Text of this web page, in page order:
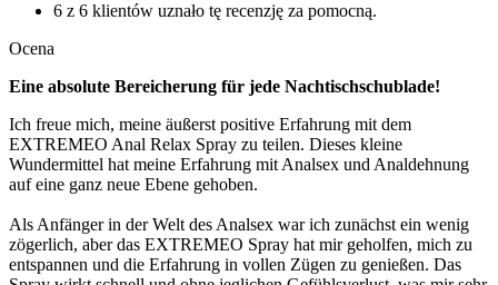
6 z 6 klientów uznało tę recenzję za pomocną.
Ocena
Eine absolute Bereicherung für jede Nachtischschublade!
Ich freue mich, meine äußerst positive Erfahrung mit dem
EXTREMEO Anal Relax Spray zu teilen. Dieses kleine
Wundermittel hat meine Erfahrung mit Analsex und Analdehnung
auf eine ganz neue Ebene gehoben.
Als Anfänger in der Welt des Analsex war ich zunächst ein wenig
zögerlich, aber das EXTREMEO Spray hat mir geholfen, mich zu
entspannen und die Erfahrung in vollen Zügen zu genießen. Das